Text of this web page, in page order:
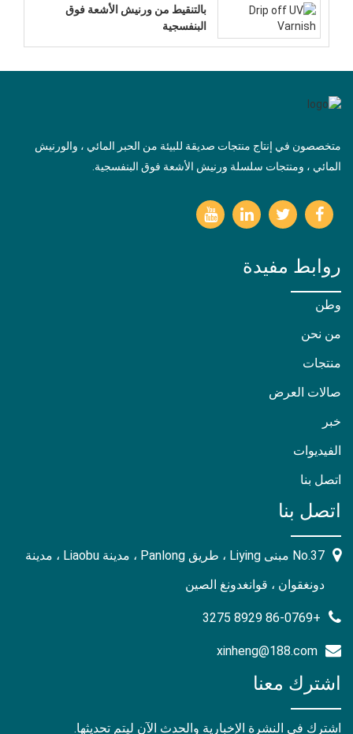
بالتنقيط من ورنيش الأشعة فوق
البنفسجية
متخصصون في إنتاج منتجات صديقة للبيئة من الحبر المائي ، والورنيش
المائي ، ومنتجات سلسلة ورنيش الأشعة فوق البنفسجية.
روابط مفيدة
وطن
من نحن
منتجات
صالات العرض
خبر
الفيديوات
اتصل بنا
اتصل بنا
No.37 مبنى Liying ، طريق Panlong ، مدينة Liaobu ، مدينة
دونغقوان ، قوانغدونغ الصين
+86-0769 8929 3275
xinheng@188.com
اشترك معنا
اشترك في النشرة الإخبارية والحدث الآن ليتم تحديثها.